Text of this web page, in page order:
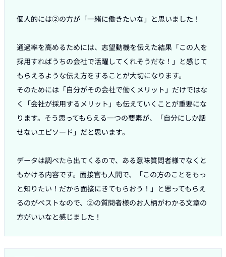
個人的には②の方が「一緒に働きたいな」と思いました！
通過率を高めるためには、志望動機を伝えた結果「この人を
採用すればうちの会社で活躍してくれそうだな！」と感じて
もらえるような伝え方をすることが大切になります。
そのためには「自分がその会社で働くメリット」だけではな
く「会社が採用するメリット」も伝えていくことが重要にな
ります。そう思ってもらえる一つの要素が、「自分にしか話
せないエピソード」だと思います。
データは調べたら出てくるので、ある意味質問者様でなくと
もかける内容です。面接官も人間で、「この方のことをもっ
と知りたい！だから面接にきてもらおう！」と思ってもらえ
るのがベストなので、②の質問者様のお人柄がわかる文章の
方がいいなと感じました！